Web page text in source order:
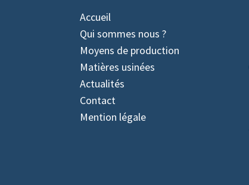
Accueil
Qui sommes nous ?
Moyens de production
Matières usinées
Actualités
Contact
Mention légale